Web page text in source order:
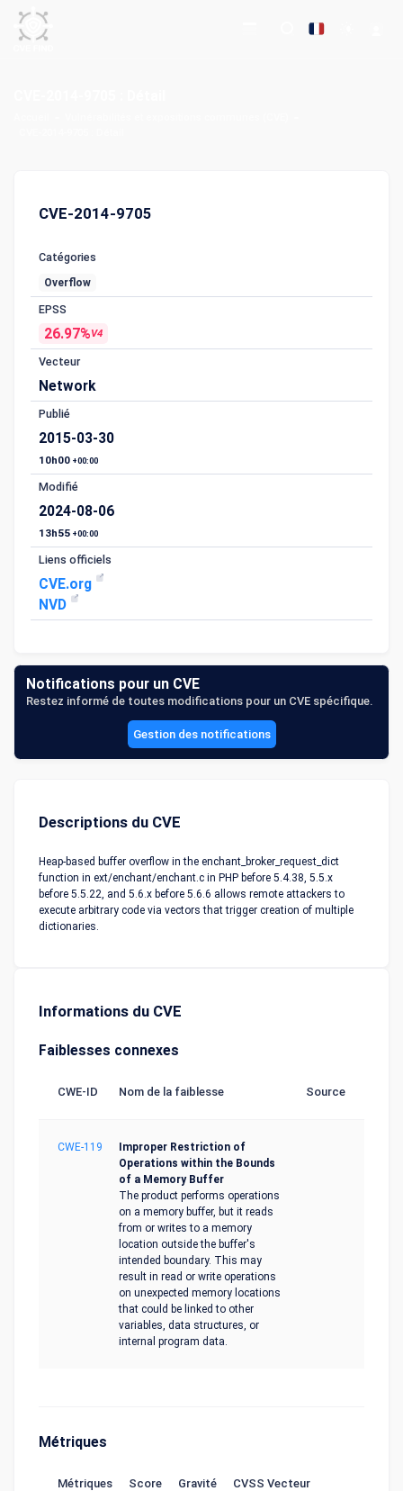
CVE-2014-9705
Catégories
Overflow
EPSS
26.97%V4
Vecteur
Network
Publié
2015-03-30
10h00 +00:00
Modifié
2024-08-06
13h55 +00:00
Liens officiels
CVE.org
NVD
Notifications pour un CVE
Restez informé de toutes modifications pour un CVE spécifique.
Gestion des notifications
Descriptions du CVE
Heap-based buffer overflow in the enchant_broker_request_dict
function in ext/enchant/enchant.c in PHP before 5.4.38, 5.5.x
before 5.5.22, and 5.6.x before 5.6.6 allows remote attackers to
execute arbitrary code via vectors that trigger creation of multiple
dictionaries.
Informations du CVE
Faiblesses connexes
CWE-ID Nom de la faiblesse Source
CWE-119
Improper Restriction of
Operations within the Bounds
of a Memory Buffer
The product performs operations
on a memory buffer, but it reads
from or writes to a memory
location outside the buffer's
intended boundary. This may
result in read or write operations
on unexpected memory locations
that could be linked to other
variables, data structures, or
internal program data.
Métriques
Métriques Score Gravité CVSS Vecteur